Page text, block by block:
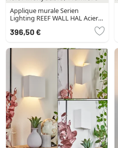
Applique murale Serien
Lighting REEF WALL HAL Acier
396,50 €